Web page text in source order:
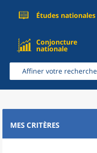
Études nationales
Conjoncture
nationale
Affiner votre recherche
MES CRITÈRES